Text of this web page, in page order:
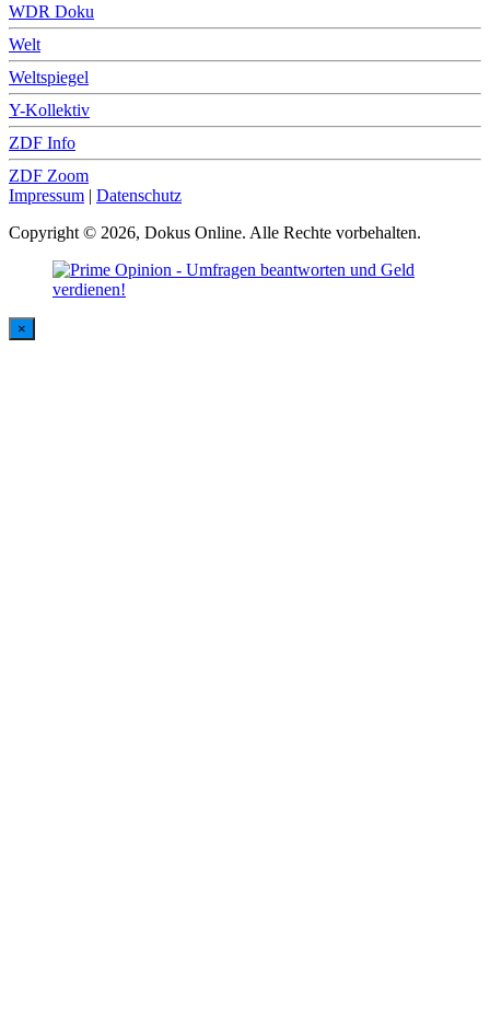
WDR Doku
Welt
Weltspiegel
Y-Kollektiv
ZDF Info
ZDF Zoom
Impressum | Datenschutz
Copyright © 2026, Dokus Online. Alle Rechte vorbehalten.
×